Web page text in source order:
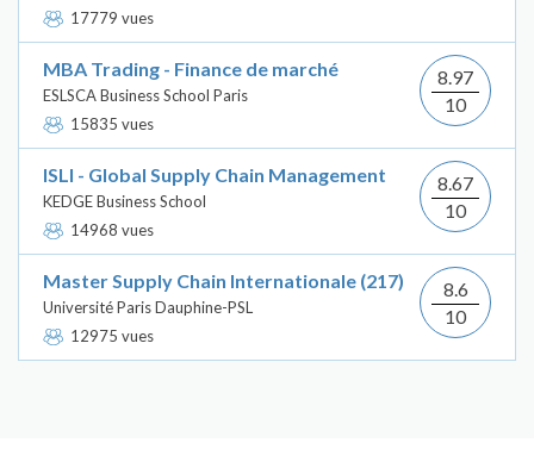
17779 vues
MBA Trading - Finance de marché
ESLSCA Business School Paris
15835 vues
8.97
10
ISLI - Global Supply Chain Management
KEDGE Business School
14968 vues
8.67
10
Master Supply Chain Internationale (217)
Université Paris Dauphine-PSL
12975 vues
8.6
10